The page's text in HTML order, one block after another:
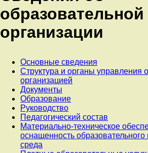
образовательной
организации
Основные сведения
Структура и органы управления
организацией
Документы
Образование
Руководство
Педагогический состав
Материально-техническое
оснащенность
среда